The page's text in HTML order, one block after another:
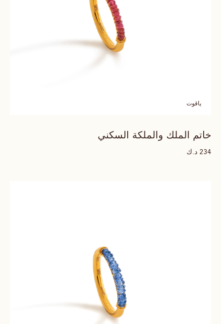
ياقوت
خاتم الملك والملكة السكني
234 د.ك